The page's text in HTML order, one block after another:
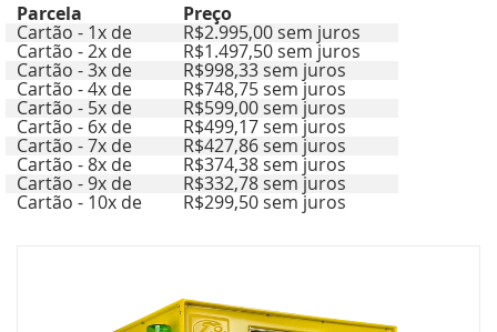
Parcela Preço
Cartão - 1x de R$2.995,00 sem juros
Cartão - 2x de R$1.497,50 sem juros
Cartão - 3x de R$998,33 sem juros
Cartão - 4x de R$748,75 sem juros
Cartão - 5x de R$599,00 sem juros
Cartão - 6x de R$499,17 sem juros
Cartão - 7x de R$427,86 sem juros
Cartão - 8x de R$374,38 sem juros
Cartão - 9x de R$332,78 sem juros
Cartão - 10x de R$299,50 sem juros